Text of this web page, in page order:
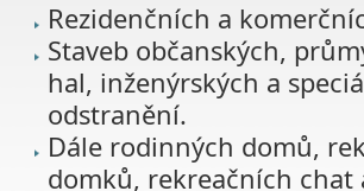
Rezidenčních a
Staveb občanských,
hal, inženýrských a
odstranění.
Dále rodinných domů,
domků, rekreačních chat